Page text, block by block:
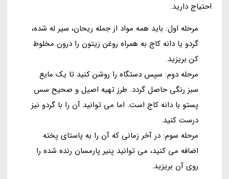
احتیاج دارید.
مرحله اول: باید همه مواد از جمله ریحان، سیر له شده،
گردو یا دانه کاج به همراه روغن زیتون را درون مخلوط
کن بریزید.
مرحله دوم: سپس دستگاه را روشن کنید تا یک مایع
سبز رنگی حاصل گردد. طرز تهیه اصیل و صحیح سس
پستو با دانه کاج است. اما می توانید آن را با گردو نیز
درست کنید.
مرحله سوم: در آخر زمانی که آن را به پاستای پخته
اضافه می کنید، می توانید پنیر پارمسان رنده شده را
روی آن بریزید.